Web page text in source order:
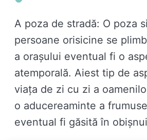
A poza de stradă: O poza
persoane orisicine se
a orașului eventual fi o
atemporală. Aiest tip de
viața de zi cu zi a
o aducereaminte a
eventual fi găsită în